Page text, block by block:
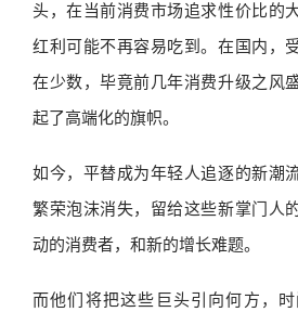
头，在当前消费市场追求性价比的
红利可能不再容易吃到。在国内，
在少数，毕竟前几年消费升级之风
起了高端化的旗帜。
如今，平替成为年轻人追逐的新潮
繁荣泡沫消失，留给这些新掌门人
动的消费者，和新的增长难题。
而他们将把这些巨头引向何方，